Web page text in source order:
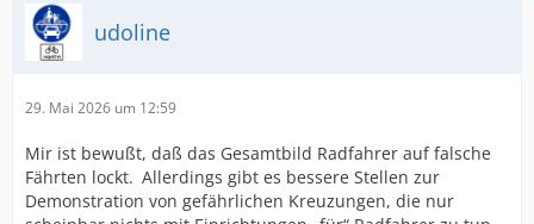
udoline
29. Mai 2026 um 12:59
Mir ist bewußt, daß das Gesamtbild Radfahrer auf falsche
Fährten lockt. Allerdings gibt es bessere Stellen zur
Demonstration von gefährlichen Kreuzungen, die nur